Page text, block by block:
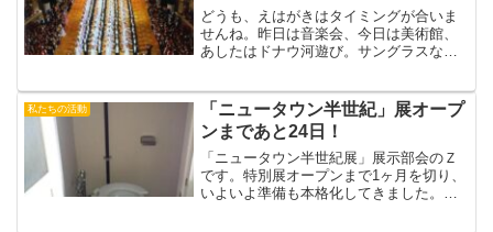
どうも、えはがきはタイミングが合いま
せんね。昨日は音楽会、今日は美術館、
あしたはドナウ河遊び。サングラスなく
よくみえません ⇒大阪（日本）7月23日
配達絵葉書の写真は、...
私たちの活動
「ニュータウン半世紀」展オープ
ンまであと24日！
「ニュータウン半世紀展」展示部会のＺ
です。特別展オープンまで1ヶ月を切り、
いよいよ準備も本格化してきました。こ